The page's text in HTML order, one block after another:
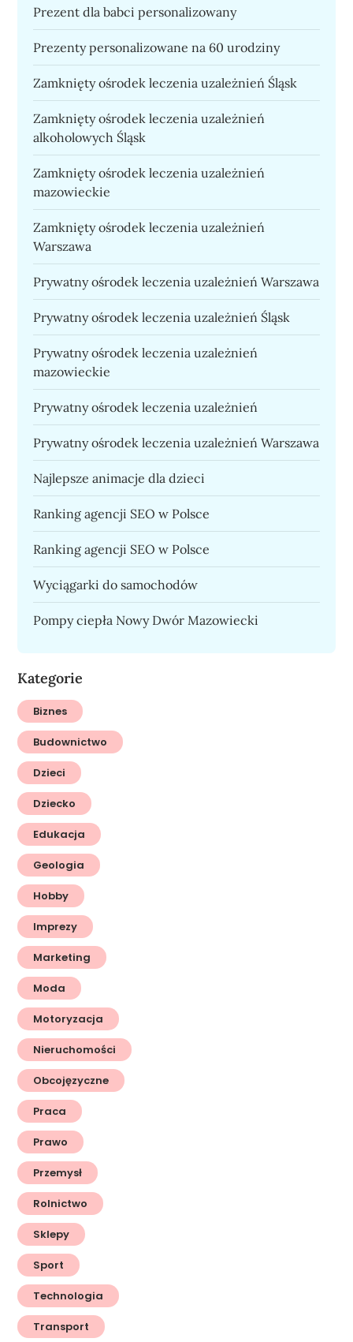
Prezent dla babci personalizowany
Prezenty personalizowane na 60 urodziny
Zamknięty ośrodek leczenia uzależnień Śląsk
Zamknięty ośrodek leczenia uzależnień
alkoholowych Śląsk
Zamknięty ośrodek leczenia uzależnień
mazowieckie
Zamknięty ośrodek leczenia uzależnień
Warszawa
Prywatny ośrodek leczenia uzależnień Warszawa
Prywatny ośrodek leczenia uzależnień Śląsk
Prywatny ośrodek leczenia uzależnień
mazowieckie
Prywatny ośrodek leczenia uzależnień
Prywatny ośrodek leczenia uzależnień Warszawa
Najlepsze animacje dla dzieci
Ranking agencji SEO w Polsce
Ranking agencji SEO w Polsce
Wyciągarki do samochodów
Pompy ciepła Nowy Dwór Mazowiecki
Kategorie
Biznes
Budownictwo
Dzieci
Dziecko
Edukacja
Geologia
Hobby
Imprezy
Marketing
Moda
Motoryzacja
Nieruchomości
Obcojęzyczne
Praca
Prawo
Przemysł
Rolnictwo
Sklepy
Sport
Technologia
Transport